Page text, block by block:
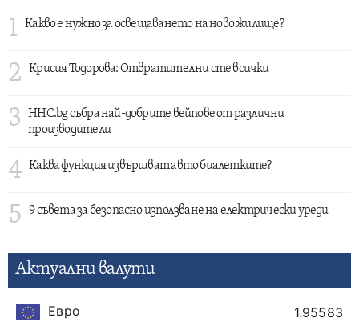
1 Какво е нужно за освещаването на ново жилище?
2 Крисия Тодорова: Отвратителни сте всички
3
HHC.bg събра най-добрите вейпове от различни
производители
4 Каква функция извършват авто биалетките?
5 9 съвета за безопасно използване на електрически уреди
Актуални валути
Евро
1.95583